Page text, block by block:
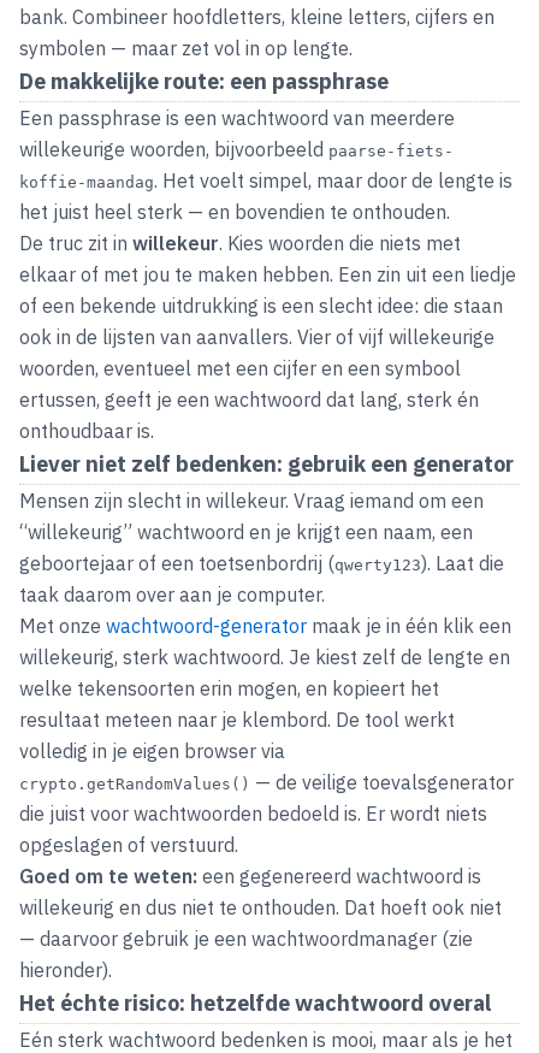
bank. Combineer hoofdletters, kleine letters, cijfers en
symbolen — maar zet vol in op lengte.
De makkelijke route: een passphrase
Een passphrase is een wachtwoord van meerdere
willekeurige woorden, bijvoorbeeld paarse-fiets-
koffie-maandag. Het voelt simpel, maar door de lengte is
het juist heel sterk — en bovendien te onthouden.
De truc zit in willekeur. Kies woorden die niets met
elkaar of met jou te maken hebben. Een zin uit een liedje
of een bekende uitdrukking is een slecht idee: die staan
ook in de lijsten van aanvallers. Vier of vijf willekeurige
woorden, eventueel met een cijfer en een symbool
ertussen, geeft je een wachtwoord dat lang, sterk én
onthoudbaar is.
Liever niet zelf bedenken: gebruik een generator
Mensen zijn slecht in willekeur. Vraag iemand om een
“willekeurig” wachtwoord en je krijgt een naam, een
geboortejaar of een toetsenbordrij (qwerty123). Laat die
taak daarom over aan je computer.
Met onze wachtwoord-generator maak je in één klik een
willekeurig, sterk wachtwoord. Je kiest zelf de lengte en
welke tekensoorten erin mogen, en kopieert het
resultaat meteen naar je klembord. De tool werkt
volledig in je eigen browser via
crypto.getRandomValues() — de veilige toevalsgenerator
die juist voor wachtwoorden bedoeld is. Er wordt niets
opgeslagen of verstuurd.
Goed om te weten: een gegenereerd wachtwoord is
willekeurig en dus niet te onthouden. Dat hoeft ook niet
— daarvoor gebruik je een wachtwoordmanager (zie
hieronder).
Het échte risico: hetzelfde wachtwoord overal
Eén sterk wachtwoord bedenken is mooi, maar als je het